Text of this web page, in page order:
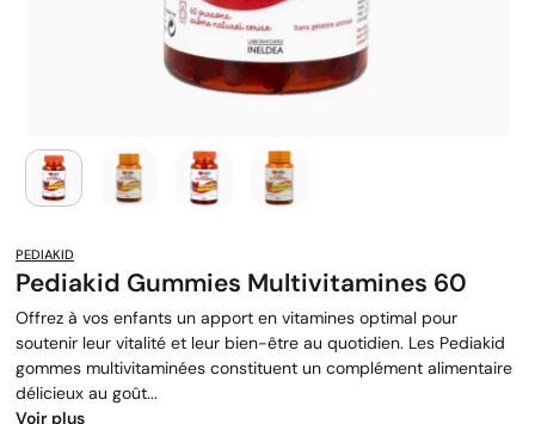
PEDIAKID
Pediakid Gummies Multivitamines 60
Offrez à vos enfants un apport en vitamines optimal pour
soutenir leur vitalité et leur bien-être au quotidien. Les Pediakid
gommes multivitaminées constituent un complément alimentaire
délicieux au goût...
Voir plus